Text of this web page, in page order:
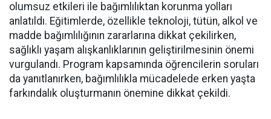
olumsuz etkileri ile bağımlılıktan korunma yolları
anlatıldı. Eğitimlerde, özellikle teknoloji, tütün, alkol ve
madde bağımlılığının zararlarına dikkat çekilirken,
sağlıklı yaşam alışkanlıklarının geliştirilmesinin önemi
vurgulandı. Program kapsamında öğrencilerin soruları
da yanıtlanırken, bağımlılıkla mücadelede erken yaşta
farkındalık oluşturmanın önemine dikkat çekildi.